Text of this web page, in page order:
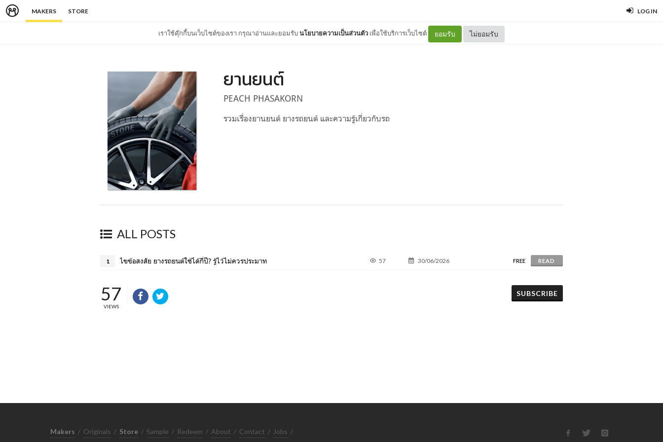
MAKERS STORE LOG IN
เราใช้คุ๊กกี้บนเว็บไซต์ของเรา กรุณาอ่านและยอมรับนโยบายความเป็นส่วนตัว เพื่อใช้บริการเว็บไซต์ ยอมรับ ไม่ยอมรับ
ยานยนต์
PEACH PHASAKORN
รวมเรื่องยานยนต์ ยางรถยนต์ และความรู้เกี่ยวกับรถ
ALL POSTS
1 ไขข้อสงสัย ยางรถยนต์ใช้ได้กี่ปี? รู้ไว้ไม่ควรประมาท 57 30/06/2026 FREE READ
57
VIEWS
SUBSCRIBE
Makers / Originals / Store / Sample / Redeem / About / Contact / Jobs /